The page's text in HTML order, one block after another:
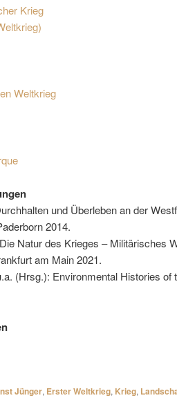
Krieg
Weltkrieg
und Überleben an der
2014.
Natur des Krieges – Militärisches
am Main 2021.
(Hrsg.): Environmental Histories of
Jünger, Erster Weltkrieg, Krieg,